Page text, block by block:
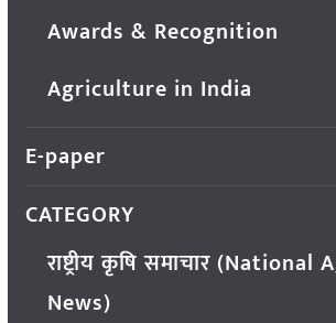
Awards & Recognition
Agriculture in India
E-paper
CATEGORY
राष्ट्रीय कृषि समाचार
News)